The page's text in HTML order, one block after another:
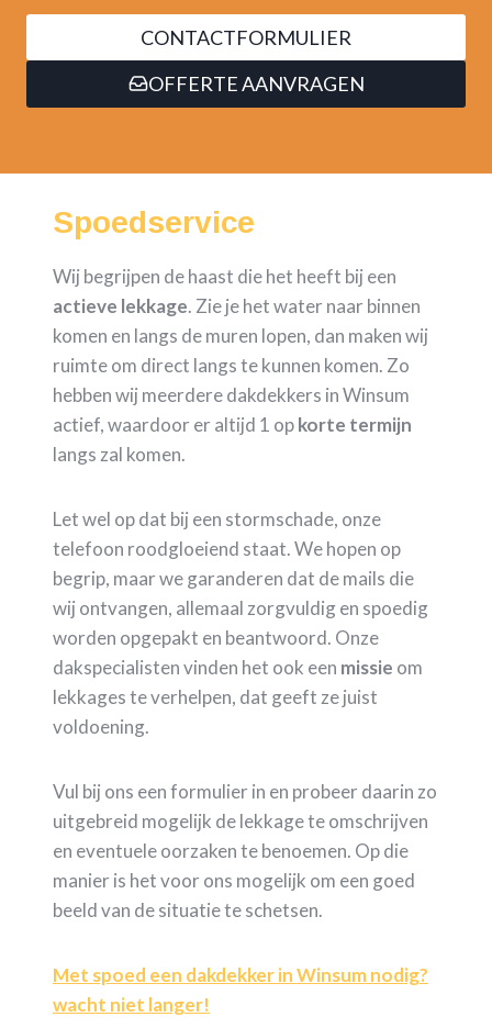
CONTACTFORMULIER
OFFERTE AANVRAGEN
Spoedservice
Wij begrijpen de haast die het heeft bij een
actieve lekkage. Zie je het water naar binnen
komen en langs de muren lopen, dan maken wij
ruimte om direct langs te kunnen komen. Zo
hebben wij meerdere dakdekkers in Winsum
actief, waardoor er altijd 1 opkorte termijn
langs zal komen.
Let wel op dat bij een stormschade, onze
telefoon roodgloeiend staat. We hopen op
begrip, maar we garanderen dat de mails die
wij ontvangen, allemaal zorgvuldig en spoedig
worden opgepakt en beantwoord. Onze
dakspecialisten vinden het ook een missie om
lekkages te verhelpen, dat geeft ze juist
voldoening.
Vul bij ons een formulier in en probeer daarin zo
uitgebreid mogelijk de lekkage te omschrijven
en eventuele oorzaken te benoemen. Op die
manier is het voor ons mogelijk om een goed
beeld van de situatie te schetsen.
Met spoed een dakdekker in Winsum nodig?
wacht niet langer!